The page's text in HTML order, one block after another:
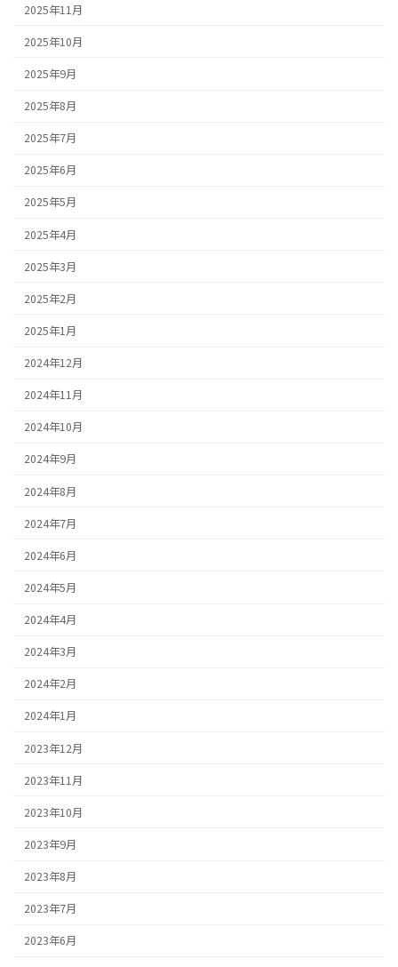
2025年11月
2025年10月
2025年9月
2025年8月
2025年7月
2025年6月
2025年5月
2025年4月
2025年3月
2025年2月
2025年1月
2024年12月
2024年11月
2024年10月
2024年9月
2024年8月
2024年7月
2024年6月
2024年5月
2024年4月
2024年3月
2024年2月
2024年1月
2023年12月
2023年11月
2023年10月
2023年9月
2023年8月
2023年7月
2023年6月